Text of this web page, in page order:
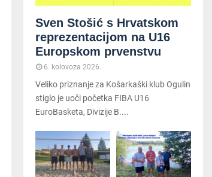
Sven Stošić s Hrvatskom
reprezentacijom na U16
Europskom prvenstvu
6. kolovoza 2026.
Veliko priznanje za Košarkaški klub Ogulin
stiglo je uoči početka FIBA U16
EuroBasketa, Divizije B....